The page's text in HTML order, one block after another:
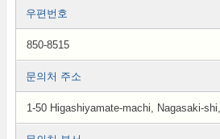
우편번호
850-8515
문의처 주소
1-50 Higashiyamate-machi, Nagasaki-